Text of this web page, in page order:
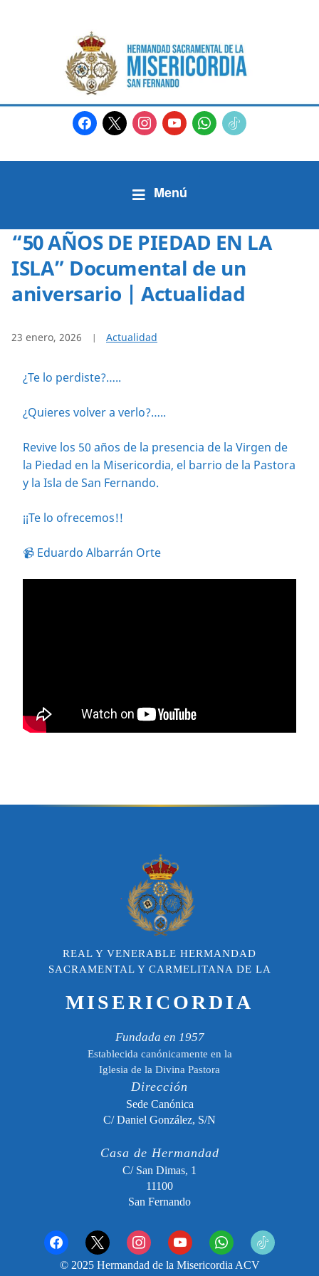
facebook
x instagram
youtubewhatsapp
tiktok2
“50 AÑOS DE PIEDAD EN LA
ISLA” Documental de un
aniversario | Actualidad
23 enero, 2026 Actualidad
¿Te lo perdiste?…..
¿Quieres volver a verlo?…..
Revive los 50 años de la presencia de la Virgen de
la Piedad en la Misericordia, el barrio de la Pastora
y la Isla de San Fernando.
¡¡Te lo ofrecemos!!
📹 Eduardo Albarrán Orte
REAL Y VENERABLE HERMANDAD
SACRAMENTAL Y CARMELITANA DE LA
MISERICORDIA
Fundada en 1957
Establecida canónicamente en la
Iglesia de la Divina Pastora
Dirección
Sede Canónica
C/ Daniel González, S/N
Casa de Hermandad
C/ San Dimas, 1
11100
San Fernando
facebook x instagramyoutube whatsapp tiktok2
© 2025 Hermandad de la Misericordia ACV